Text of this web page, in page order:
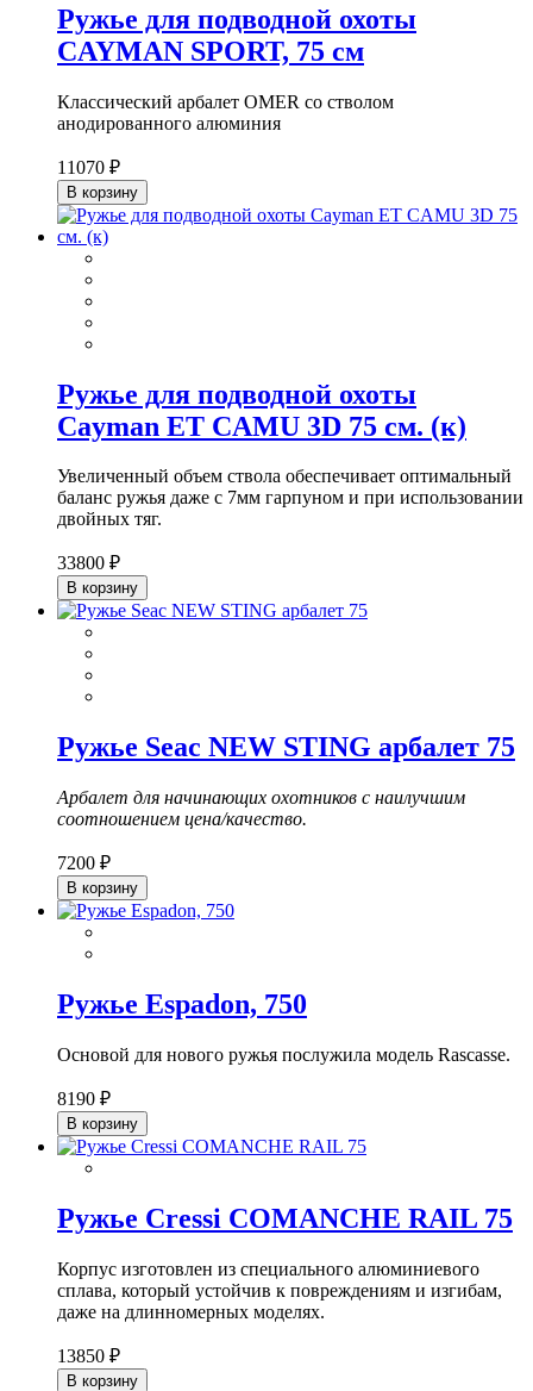
Ружье для подводной охоты
CAYMAN SPORT, 75 см
Классический арбалет OMER со стволом
анодированного алюминия
11070 ₽
В корзину
Ружье для подводной охоты
Cayman ET CAMU 3D 75 см. (к)
Увеличенный объем ствола обеспечивает оптимальный
баланс ружья даже с 7мм гарпуном и при использовании
двойных тяг.
33800 ₽
В корзину
Ружье Seac NEW STING арбалет 75
Арбалет для начинающих охотников с наилучшим
соотношением цена/качество.
7200 ₽
В корзину
Ружье Espadon, 750
Основой для нового ружья послужила модель Rascasse.
8190 ₽
В корзину
Ружье Cressi COMANCHE RAIL 75
Корпус изготовлен из специального алюминиевого
сплава, который устойчив к повреждениям и изгибам,
даже на длинномерных моделях.
13850 ₽
В корзину